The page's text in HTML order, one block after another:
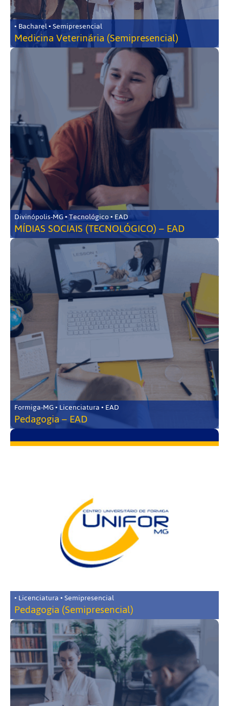
• Bacharel • Semipresencial
Medicina Veterinária (Semipresencial)
Divinópolis-MG • Tecnológico • EAD
MÍDIAS SOCIAIS (TECNOLÓGICO) – EAD
Formiga-MG • Licenciatura • EAD
Pedagogia – EAD
• Licenciatura • Semipresencial
Pedagogia (Semipresencial)